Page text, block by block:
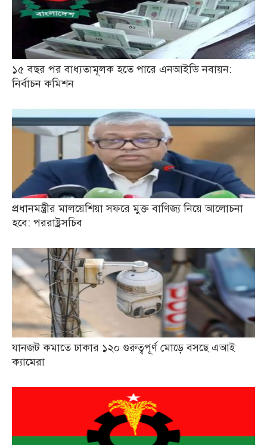
১৫ বছর পর বাধ্যতামূলক হতে পারে এনআইডি নবায়ন:
নির্বাচন কমিশন
প্রধানমন্ত্রীর মালয়েশিয়া সফরে মুক্ত বাণিজ্য নিয়ে আলোচনা
হবে: পররাষ্ট্রসচিব
যানজট কমাতে ঢাকার ১২০ গুরুত্বপূর্ণ মোড়ে বসছে এআই
ক্যামেরা